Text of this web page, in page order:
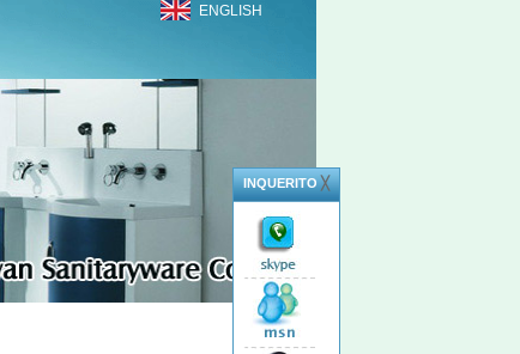
ENGLISH
INQUERITO╳